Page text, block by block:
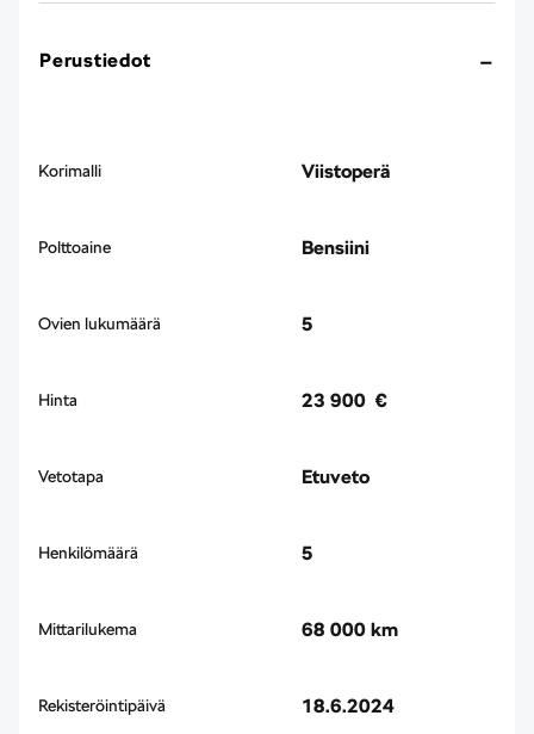
Perustiedot
Korimalli Viistoperä
Polttoaine Bensiini
Ovien lukumäärä 5
Hinta 23 900 €
Vetotapa Etuveto
Henkilömäärä 5
Mittarilukema 68 000 km
Rekisteröintipäivä 18.6.2024